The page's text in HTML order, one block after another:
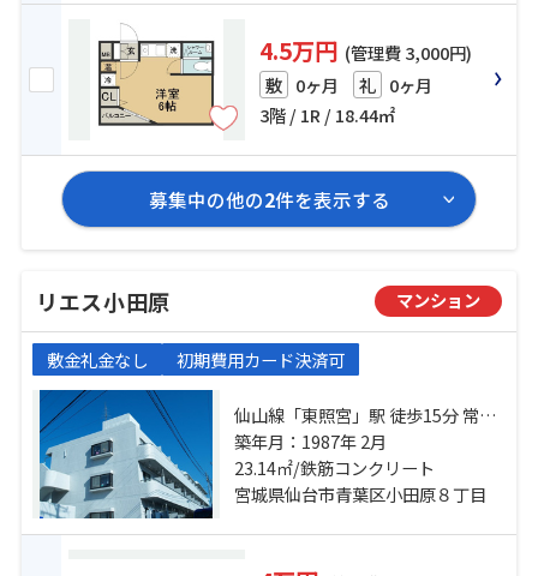
4.5万円 (管理費 3,000円)
敷 0ヶ月 礼 0ヶ月
3階 / 1R / 18.44㎡
募集中の他の2件を表示する
リエス小田原 マンション
敷金礼金なし 初期費用カード決済可
仙山線「東照宮」駅 徒歩15分 常磐
線「仙台」駅 徒歩23分 中江郵便局
前バス停下車 徒歩3分
築年月：1987年 2月
23.14㎡/鉄筋コンクリート
宮城県仙台市青葉区小田原８丁目